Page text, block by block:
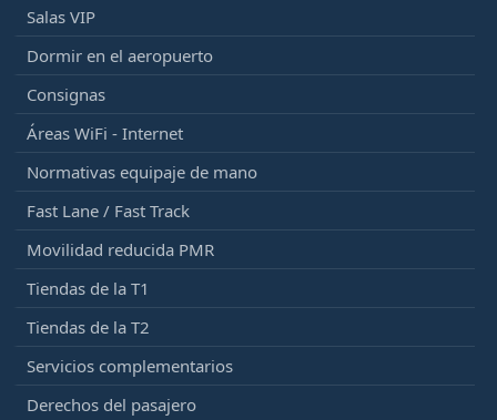
Salas VIP
Dormir en el aeropuerto
Consignas
Áreas WiFi - Internet
Normativas equipaje de mano
Fast Lane / Fast Track
Movilidad reducida PMR
Tiendas de la T1
Tiendas de la T2
Servicios complementarios
Derechos del pasajero